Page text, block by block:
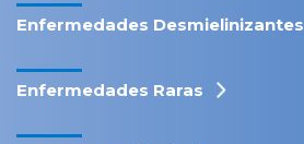
Enfermedades Desmielinizantes
Enfermedades Raras